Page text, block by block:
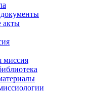
акты
миссия